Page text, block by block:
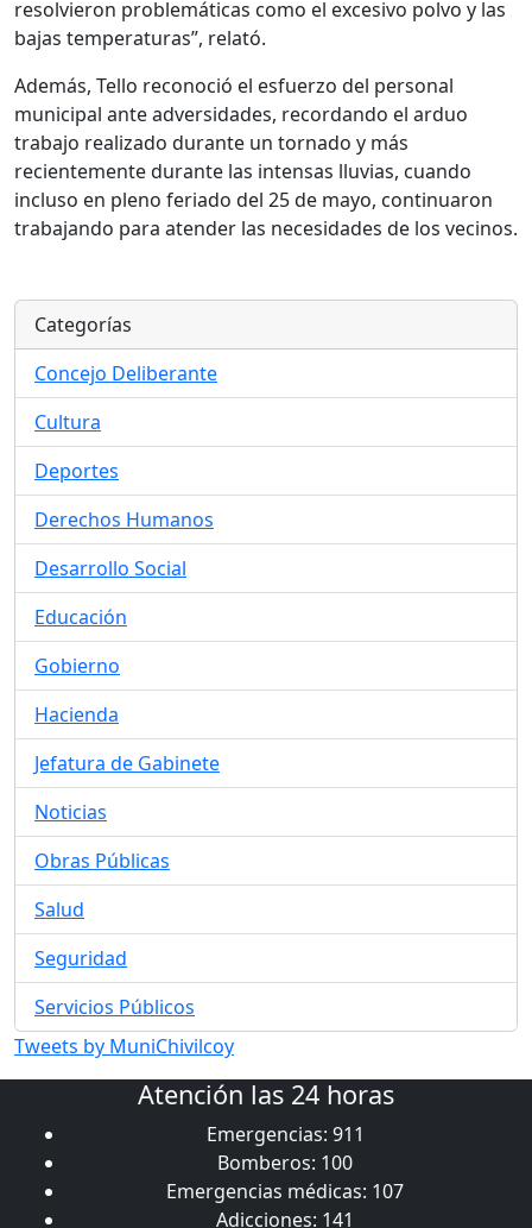
resolvieron problemáticas como el excesivo polvo y las
bajas temperaturas”, relató.
Además, Tello reconoció el esfuerzo del personal
municipal ante adversidades, recordando el arduo
trabajo realizado durante un tornado y más
recientemente durante las intensas lluvias, cuando
incluso en pleno feriado del 25 de mayo, continuaron
trabajando para atender las necesidades de los vecinos.
Categorías
Concejo Deliberante
Cultura
Deportes
Derechos Humanos
Desarrollo Social
Educación
Gobierno
Hacienda
Jefatura de Gabinete
Noticias
Obras Públicas
Salud
Seguridad
Servicios Públicos
Tweets by MuniChivilcoy
Atención las 24 horas
Emergencias: 911
Bomberos: 100
Emergencias médicas: 107
Adicciones: 141